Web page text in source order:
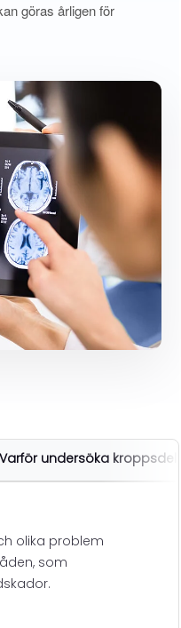
göras årligen för
Varför undersöka
olika problem
som